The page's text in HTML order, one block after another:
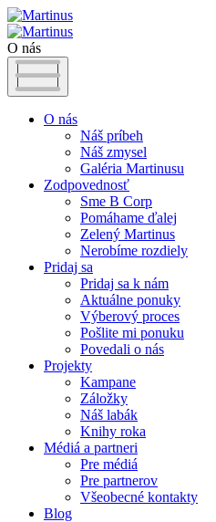
O nás
O nás
Náš príbeh
Náš zmysel
Galéria Martinusu
Zodpovednosť
Sme B Corp
Pomáhame ďalej
Zelený Martinus
Nerobíme rozdiely
Pridaj sa
Pridaj sa k nám
Aktuálne ponuky
Výberový proces
Pošlite mi ponuku
Povedali o nás
Projekty
Kampane
Záložky
Náš labák
Knihy roka
Médiá a partneri
Pre médiá
Pre partnerov
Všeobecné kontakty
Blog